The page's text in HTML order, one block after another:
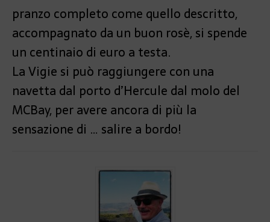
pranzo completo come quello descritto,
accompagnato da un buon rosè, si spende
un centinaio di euro a testa.
La Vigie si può raggiungere con una
navetta dal porto d’Hercule dal molo del
MCBay, per avere ancora di più la
sensazione di … salire a bordo!